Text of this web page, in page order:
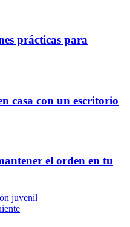
prácticas para
casa con un escritorio
el orden en tu
juvenil